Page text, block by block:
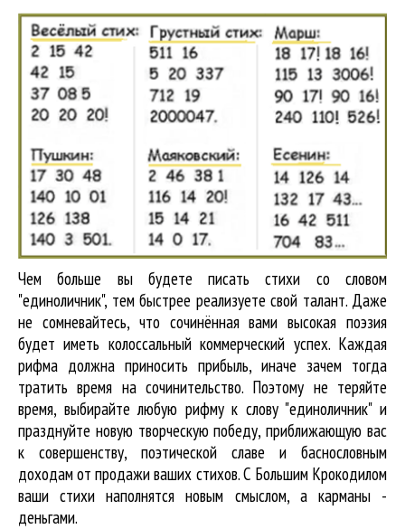
Чем больше вы будете писать стихи со словом
"единоличник", тем быстрее реализуете свой талант. Даже
не сомневайтесь, что сочинённая вами высокая поэзия
будет иметь колоссальный коммерческий успех. Каждая
рифма должна приносить прибыль, иначе зачем тогда
тратить время на сочинительство. Поэтому не теряйте
время, выбирайте любую рифму к слову "единоличник" и
празднуйте новую творческую победу, приближающую вас
к совершенству, поэтической славе и баснословным
доходам от продажи ваших стихов. С Большим Крокодилом
ваши стихи наполнятся новым смыслом, а карманы -
деньгами.